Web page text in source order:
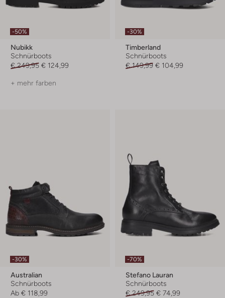
-50%
Nubikk
Schnürboots
€ 249,95 € 124,99
+ mehr farben
-30%
Timberland
Schnürboots
€ 149,99 € 104,99
-30%
Australian
Schnürboots
Ab € 118,99
-70%
Stefano Lauran
Schnürboots
€ 249,95 € 74,99